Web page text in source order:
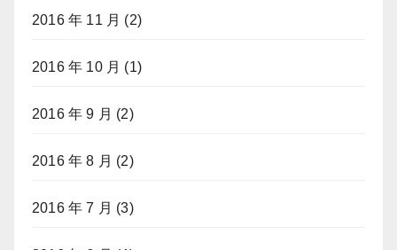
2016 年 11 月 (2)
2016 年 10 月 (1)
2016 年 9 月 (2)
2016 年 8 月 (2)
2016 年 7 月 (3)